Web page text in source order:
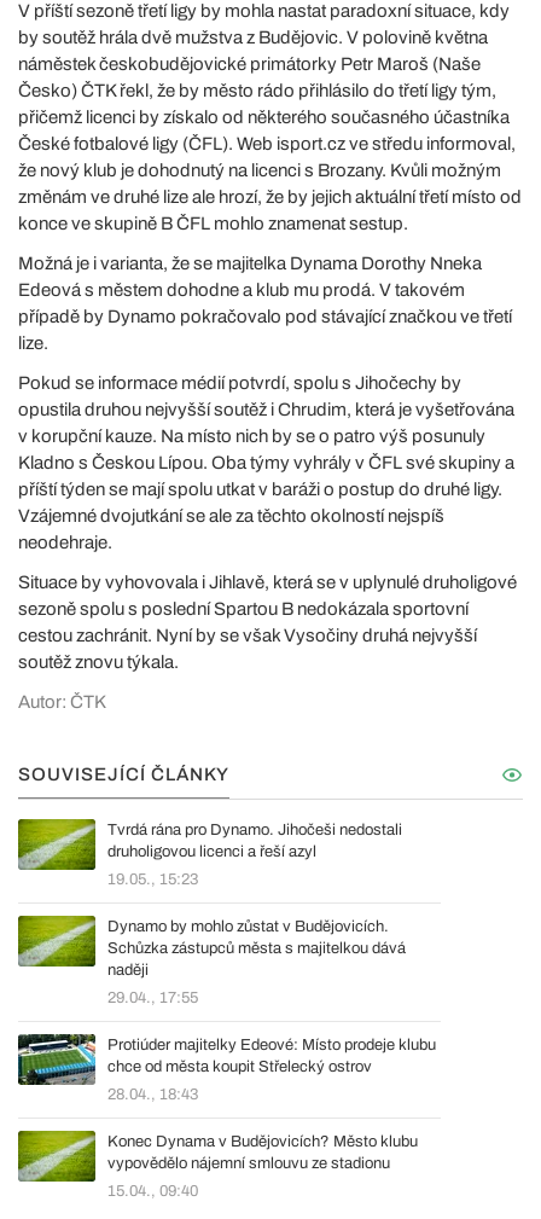
V příští sezoně třetí ligy by mohla nastat paradoxní situace, kdy
by soutěž hrála dvě mužstva z Budějovic. V polovině května
náměstek českobudějovické primátorky Petr Maroš (Naše
Česko) ČTK řekl, že by město rádo přihlásilo do třetí ligy tým,
přičemž licenci by získalo od některého současného účastníka
České fotbalové ligy (ČFL). Web isport.cz ve středu informoval,
že nový klub je dohodnutý na licenci s Brozany. Kvůli možným
změnám ve druhé lize ale hrozí, že by jejich aktuální třetí místo od
konce ve skupině B ČFL mohlo znamenat sestup.
Možná je i varianta, že se majitelka Dynama Dorothy Nneka
Edeová s městem dohodne a klub mu prodá. V takovém
případě by Dynamo pokračovalo pod stávající značkou ve třetí
lize.
Pokud se informace médií potvrdí, spolu s Jihočechy by
opustila druhou nejvyšší soutěž i Chrudim, která je vyšetřována
v korupční kauze. Na místo nich by se o patro výš posunuly
Kladno s Českou Lípou. Oba týmy vyhrály v ČFL své skupiny a
příští týden se mají spolu utkat v baráži o postup do druhé ligy.
Vzájemné dvojutkání se ale za těchto okolností nejspíš
neodehraje.
Situace by vyhovovala i Jihlavě, která se v uplynulé druholigové
sezoně spolu s poslední Spartou B nedokázala sportovní
cestou zachránit. Nyní by se však Vysočiny druhá nejvyšší
soutěž znovu týkala.
Autor: ČTK
SOUVISEJÍCÍ ČLÁNKY
Tvrdá rána pro Dynamo. Jihočeši nedostali
druholigovou licenci a řeší azyl
19.05., 15:23
Dynamo by mohlo zůstat v Budějovicích.
Schůzka zástupců města s majitelkou dává
naději
29.04., 17:55
Protiúder majitelky Edeové: Místo prodeje klubu
chce od města koupit Střelecký ostrov
28.04., 18:43
Konec Dynama v Budějovicích? Město klubu
vypovědělo nájemní smlouvu ze stadionu
15.04., 09:40